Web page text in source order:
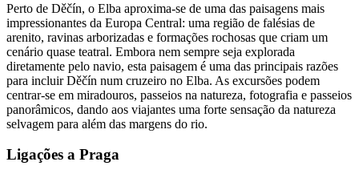
Perto de Děčín, o Elba aproxima-se de uma das paisagens mais
impressionantes da Europa Central: uma região de falésias de
arenito, ravinas arborizadas e formações rochosas que criam um
cenário quase teatral. Embora nem sempre seja explorada
diretamente pelo navio, esta paisagem é uma das principais razões
para incluir Děčín num cruzeiro no Elba. As excursões podem
centrar-se em miradouros, passeios na natureza, fotografia e passeios
panorâmicos, dando aos viajantes uma forte sensação da natureza
selvagem para além das margens do rio.
Ligações a Praga